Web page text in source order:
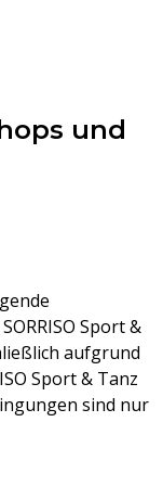
und
Sport &
aufgrund
Sport & Tanz
sind nur